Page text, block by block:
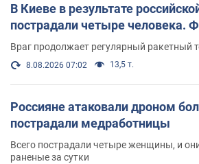
В Киеве в результате
пострадали четыре человека.
Враг продолжает регулярный ракетный
8.08.2026 07:02 13,5 т.
Россияне атаковали дроном
пострадали медработницы
Всего пострадали четыре женщины, и
раненые за сутки